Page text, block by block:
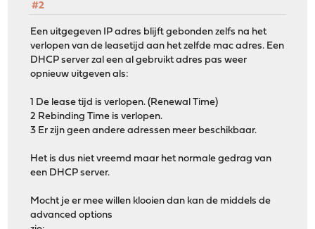
#2
Een uitgegeven IP adres blijft gebonden zelfs na het
verlopen van de leasetijd aan het zelfde mac adres. Een
DHCP server zal een al gebruikt adres pas weer
opnieuw uitgeven als:
1 De lease tijd is verlopen. (Renewal Time)
2 Rebinding Time is verlopen.
3 Er zijn geen andere adressen meer beschikbaar.
Het is dus niet vreemd maar het normale gedrag van
een DHCP server.
Mocht je er mee willen klooien dan kan de middels de
advanced options